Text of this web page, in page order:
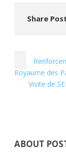
Share
Royaume des
Visite de
ABOUT